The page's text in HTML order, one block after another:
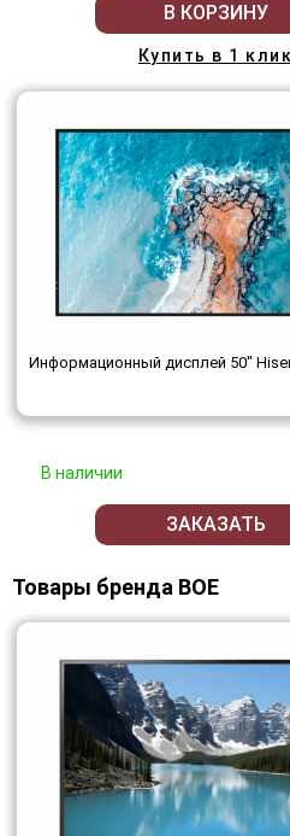
В КОРЗИНУ
Купить в 1 клик
Информационный дисплей 50"
В наличии
ЗАКАЗАТЬ
Товары бренда BOE